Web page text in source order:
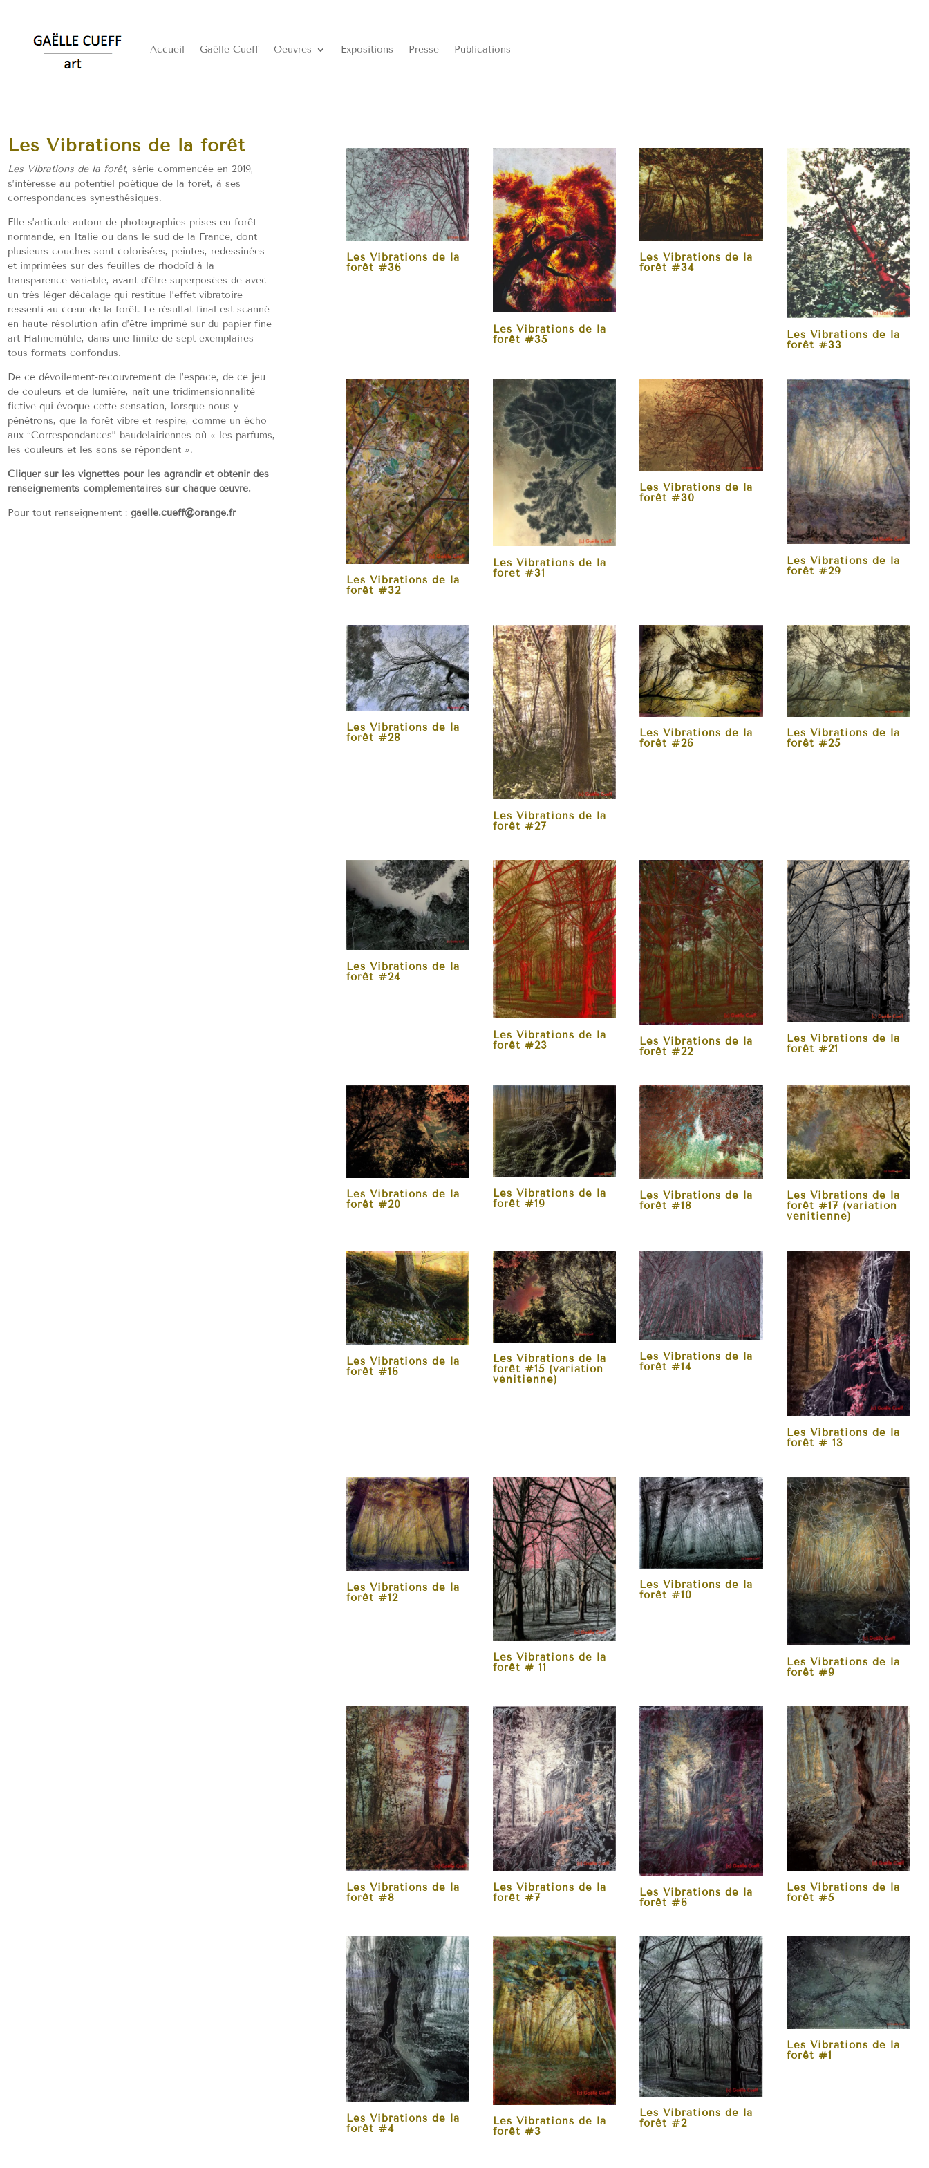
Accueil Gaëlle Cueff Oeuvres Expositions Presse Publications
Les Vibrations de la forêt
Les Vibrations de la forêt, série commencée en 2019,
s’intéresse au potentiel poétique de la forêt, à ses
correspondances synesthésiques.
Elle s’articule autour de photographies prises en forêt
normande, en Italie ou dans le sud de la France, dont
plusieurs couches sont colorisées, peintes, redessinées
et imprimées sur des feuilles de rhodoïd à la
transparence variable, avant d’être superposées de avec
un très léger décalage qui restitue l’effet vibratoire
ressenti au cœur de la forêt. Le résultat final est scanné
en haute résolution afin d’être imprimé sur du papier fine
art Hahnemühle, dans une limite de sept exemplaires
tous formats confondus.
De ce dévoilement-recouvrement de l’espace, de ce jeu
de couleurs et de lumière, naît une tridimensionnalité
fictive qui évoque cette sensation, lorsque nous y
pénétrons, que la forêt vibre et respire, comme un écho
aux “Correspondances” baudelairiennes où « les parfums,
les couleurs et les sons se répondent ».
Cliquer sur les vignettes pour les agrandir et obtenir des
renseignements complémentaires sur chaque œuvre.
Pour tout renseignement : gaelle.cueff@orange.fr
Les Vibrations de la
forêt #36
Les Vibrations de la
forêt #35
Les Vibrations de la
forêt #34
Les Vibrations de la
forêt #33
Les Vibrations de la
forêt #32
Les Vibrations de la
foret #31
Les Vibrations de la
forêt #30
Les Vibrations de la
forêt #29
Les Vibrations de la
forêt #28
Les Vibrations de la
forêt #27
Les Vibrations de la
forêt #26
Les Vibrations de la
forêt #25
Les Vibrations de la
forêt #24
Les Vibrations de la
forêt #23
Les Vibrations de la
forêt #22
Les Vibrations de la
forêt #21
Les Vibrations de la
forêt #20
Les Vibrations de la
forêt #19
Les Vibrations de la
forêt #18
Les Vibrations de la
forêt #17 (variation
vénitienne)
Les Vibrations de la
forêt #16
Les Vibrations de la
forêt #15 (variation
vénitienne)
Les Vibrations de la
forêt #14
Les Vibrations de la
forêt # 13
Les Vibrations de la
forêt #12
Les Vibrations de la
forêt # 11
Les Vibrations de la
forêt #10
Les Vibrations de la
forêt #9
Les Vibrations de la
forêt #8
Les Vibrations de la
forêt #7
Les Vibrations de la
forêt #6
Les Vibrations de la
forêt #5
Les Vibrations de la
forêt #4
Les Vibrations de la
forêt #3
Les Vibrations de la
forêt #2
Les Vibrations de la
forêt #1